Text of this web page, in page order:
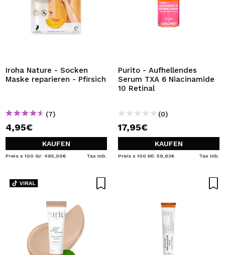
Iroha Nature - Socken
Maske reparieren - Pfirsich
(7)
4,95€
KAUFEN
Preis x 100 Gr: 495,00€ Tax Inb.
Purito - Aufhellendes
Serum TXA 6 Niacinamide
10 Retinal
(0)
17,95€
KAUFEN
Preis x 100 Ml: 59,83€ Tax Inb.